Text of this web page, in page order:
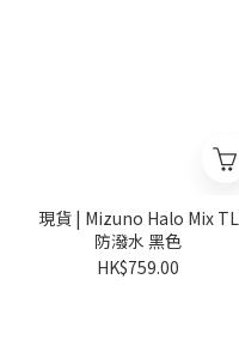
現貨 | Mizuno Halo Mix TL
防潑水 黑色
HK$759.00